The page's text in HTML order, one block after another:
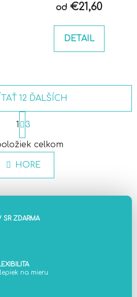
od€21,60
DETAIL
O
v
l
á
d
i
v
k
12 ĎALŠÍCH
S
t
r
á
n
k
a
i
e
1 3
celkom
HORE
SR ZDARMA
na mieru